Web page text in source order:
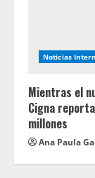
Noticias
Mientras el
Cigna
millones
Ana Paula